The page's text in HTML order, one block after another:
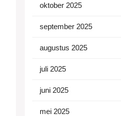
oktober 2025
september 2025
augustus 2025
juli 2025
juni 2025
mei 2025